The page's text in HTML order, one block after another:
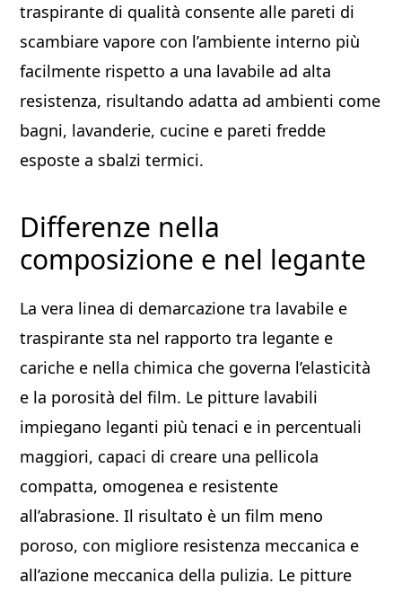
traspirante di qualità consente alle pareti di
scambiare vapore con l’ambiente interno più
facilmente rispetto a una lavabile ad alta
resistenza, risultando adatta ad ambienti come
bagni, lavanderie, cucine e pareti fredde
esposte a sbalzi termici.
Differenze nella
composizione e nel legante
La vera linea di demarcazione tra lavabile e
traspirante sta nel rapporto tra legante e
cariche e nella chimica che governa l’elasticità
e la porosità del film. Le pitture lavabili
impiegano leganti più tenaci e in percentuali
maggiori, capaci di creare una pellicola
compatta, omogenea e resistente
all’abrasione. Il risultato è un film meno
poroso, con migliore resistenza meccanica e
all’azione meccanica della pulizia. Le pitture